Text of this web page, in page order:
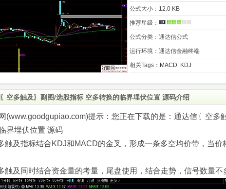
公式大小： 12.0 KB
推荐星级：
公式分类： 通达信公式
运行环境： 通达信金融终端
相关Tags： MACD KDJ
空多触及〗副图/选股指标 空多转换的临界埋伏位置 源码介绍
(www.goodgupiao.com)提示：您正在下载的是：通达信〖空多
界埋伏位置 源码
触及指标结合KDJ和MACD的金叉，形成一条多空均价带，当
触及同时结合资金量的考量，尾盘使用，结合走势，信号数量不